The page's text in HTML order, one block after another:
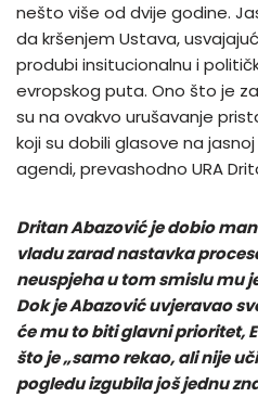
nešto više od dvije godine.
da kršenjem Ustava,
produbi insitucionalnu i
evropskog puta. Ono što je
su na ovakvo urušavanje
koji su dobili glasove na
agendi, prevashodno URA
Dritan Abazović je dobio
vladu zarad nastavka
neuspjeha u tom smislu mu
Dok je Abazović uvjeravao
će mu to biti glavni prioritet,
što je „samo rekao, ali nije
pogledu izgubila još jednu